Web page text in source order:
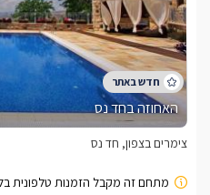
האחוזה בחד נס
צימרים בצפון, חד נס